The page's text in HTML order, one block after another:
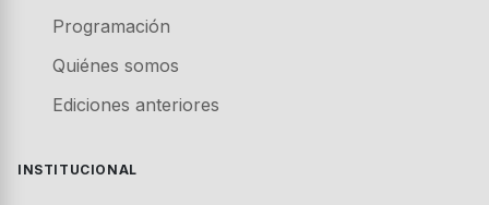
Programación
Quiénes somos
Ediciones anteriores
INSTITUCIONAL